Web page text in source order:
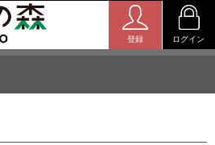
登録 ログイン